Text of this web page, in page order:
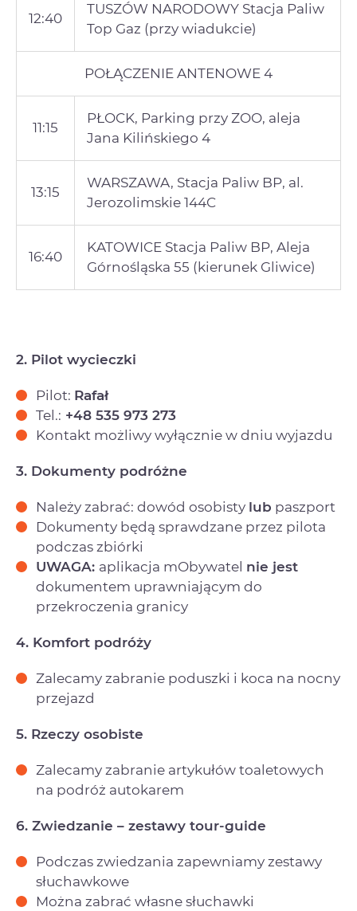
12:40
TUSZÓW NARODOWY Stacja Paliw
Top Gaz (przy wiadukcie)
POŁĄCZENIE ANTENOWE 4
11:15
PŁOCK, Parking przy ZOO, aleja
Jana Kilińskiego 4
13:15
WARSZAWA, Stacja Paliw BP, al.
Jerozolimskie 144C
16:40
KATOWICE Stacja Paliw BP, Aleja
Górnośląska 55 (kierunek Gliwice)
2. Pilot wycieczki
Pilot: Rafał
Tel.: +48 535 973 273
Kontakt możliwy wyłącznie w dniu wyjazdu
3. Dokumenty podróżne
Należy zabrać: dowód osobisty lub paszport
Dokumenty będą sprawdzane przez pilota
podczas zbiórki
UWAGA: aplikacja mObywatel nie jest
dokumentem uprawniającym do
przekroczenia granicy
4. Komfort podróży
Zalecamy zabranie poduszki i koca na nocny
przejazd
5. Rzeczy osobiste
Zalecamy zabranie artykułów toaletowych
na podróż autokarem
6. Zwiedzanie – zestawy tour-guide
Podczas zwiedzania zapewniamy zestawy
słuchawkowe
Można zabrać własne słuchawki